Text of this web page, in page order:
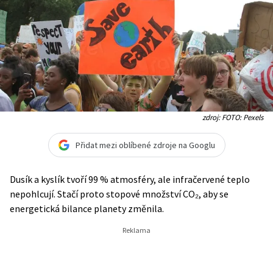
zdroj: FOTO: Pexels
Přidat mezi oblíbené zdroje na Googlu
Dusík a kyslík tvoří 99 % atmosféry, ale infračervené teplo
nepohlcují. Stačí proto stopové množství CO₂, aby se
energetická bilance planety změnila.